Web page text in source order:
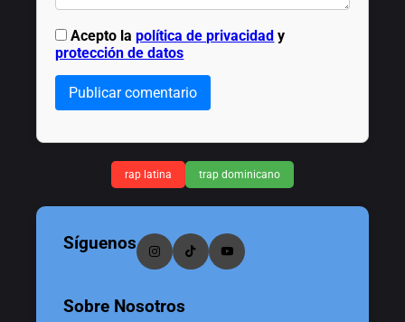
Acepto lapolítica de privacidad y
protección de datos
Publicar comentario
rap latina trap dominicano
Síguenos
Sobre Nosotros